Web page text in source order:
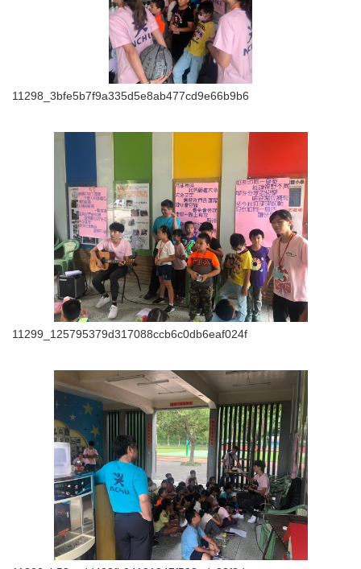
11298_3bfe5b7f9a335d5e8ab477cd9e66b9b6
11299_125795379d317088ccb6c0db6eaf024f